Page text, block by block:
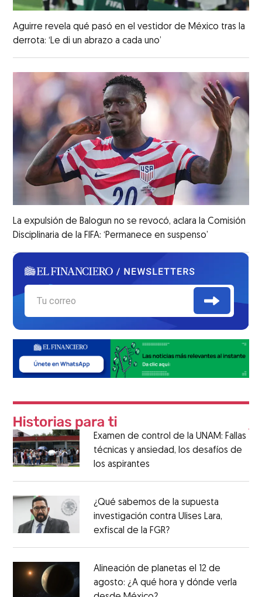
Aguirre revela qué pasó en el vestidor de México tras la
derrota: ‘Le di un abrazo a cada uno’
La expulsión de Balogun no se revocó, aclara la Comisión
Disciplinaria de la FIFA: ‘Permanece en suspenso’
Examen de control de la UNAM: Fallas
técnicas y ansiedad, los desafíos de
los aspirantes
¿Qué sabemos de la supuesta
investigación contra Ulises Lara,
exfiscal de la FGR?
Alineación de planetas el 12 de
agosto: ¿A qué hora y dónde verla